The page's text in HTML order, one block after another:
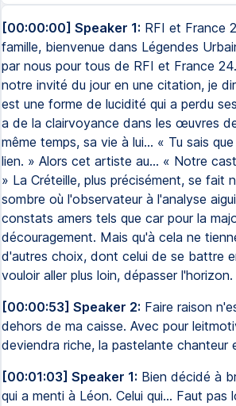
[00:00:00] Speaker 1: RFI et France
famille, bienvenue dans Légendes
par nous pour tous de RFI et France
notre invité du jour en une citation, je
est une forme de lucidité qui a perdu
a de la clairvoyance dans les œuvres
même temps, sa vie à lui… « Tu sais
lien. » Alors cet artiste au… « Notre
» La Créteille, plus précisément, se fait
sombre où l'observateur à l'analyse
constats amers tels que car pour la
découragement. Mais qu'à cela ne
d'autres choix, dont celui de se battre
vouloir aller plus loin, dépasser l'horizon.
[00:00:53] Speaker 2: Faire raison
dehors de ma caisse. Avec pour
deviendra riche, la pastelante chanteur
[00:01:03] Speaker 1: Bien décidé à
qui a menti à Léon. Celui qui... Faut pas